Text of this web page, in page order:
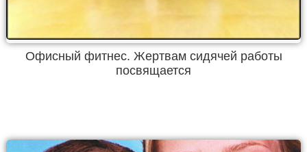
Офисный фитнес. Жертвам сидячей работы
посвящается